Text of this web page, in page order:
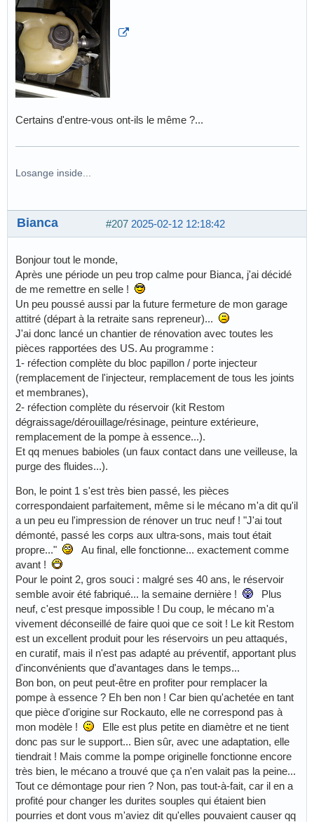
Certains d'entre-vous ont-ils le même ?...
Losange inside...
#207 2025-02-12 12:18:42
Bianca
Bonjour tout le monde,
Après une période un peu trop calme pour Bianca, j'ai décidé
de me remettre en selle !
Un peu poussé aussi par la future fermeture de mon garage
attitré (départ à la retraite sans repreneur)...
J'ai donc lancé un chantier de rénovation avec toutes les
pièces rapportées des US. Au programme :
1- réfection complète du bloc papillon / porte injecteur
(remplacement de l'injecteur, remplacement de tous les joints
et membranes),
2- réfection complète du réservoir (kit Restom
dégraissage/dérouillage/résinage, peinture extérieure,
remplacement de la pompe à essence...).
Et qq menues babioles (un faux contact dans une veilleuse, la
purge des fluides...).
Bon, le point 1 s'est très bien passé, les pièces
correspondaient parfaitement, même si le mécano m'a dit qu'il
a un peu eu l'impression de rénover un truc neuf ! "J'ai tout
démonté, passé les corps aux ultra-sons, mais tout était
propre..."
Au final, elle fonctionne... exactement comme
avant !
Pour le point 2, gros souci : malgré ses 40 ans, le réservoir
semble avoir été fabriqué... la semaine dernière !
Plus
neuf, c'est presque impossible ! Du coup, le mécano m'a
vivement déconseillé de faire quoi que ce soit ! Le kit Restom
est un excellent produit pour les réservoirs un peu attaqués,
en curatif, mais il n'est pas adapté au préventif, apportant plus
d'inconvénients que d'avantages dans le temps...
Bon bon, on peut peut-être en profiter pour remplacer la
pompe à essence ? Eh ben non ! Car bien qu'achetée en tant
que pièce d'origine sur Rockauto, elle ne correspond pas à
mon modèle !
Elle est plus petite en diamètre et ne tient
donc pas sur le support... Bien sûr, avec une adaptation, elle
tiendrait ! Mais comme la pompe originelle fonctionne encore
très bien, le mécano a trouvé que ça n'en valait pas la peine...
Tout ce démontage pour rien ? Non, pas tout-à-fait, car il en a
profité pour changer les durites souples qui étaient bien
pourries et dont vous m'aviez dit qu'elles pouvaient causer qq